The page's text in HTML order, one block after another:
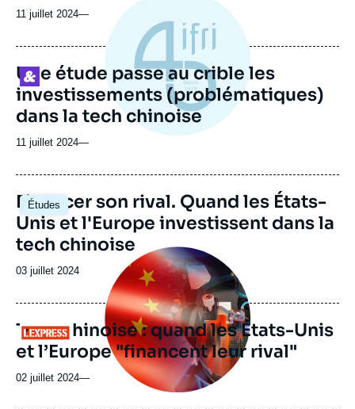
11 juillet 2024—
Logo
Une étude passe au crible les
investissements (problématiques)
dans la tech chinoise
11 juillet 2024—
Études
Image
principale
Financer son rival. Quand les États-
Unis et l'Europe investissent dans la
tech chinoise
Date
publication
03 juillet 2024
Logo
Image
principale
médiatique
Tech chinoise : quand les États-Unis
et l’Europe "financent leur rival"
02 juillet 2024—